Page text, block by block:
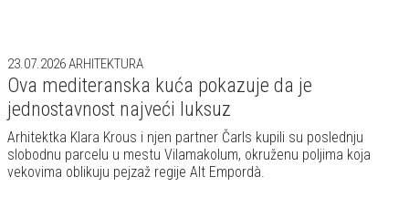
23.07.2026ARHITEKTURA
Ova mediteranska kuća pokazuje da je
jednostavnost najveći luksuz
Arhitektka Klara Krous i njen partner Čarls kupili su poslednju
slobodnu parcelu u mestu Vilamakolum, okruženu poljima koja
vekovima oblikuju pejzaž regije Alt Empordà.